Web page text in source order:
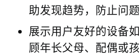
助发现趋势，防止问
展示用户友好的设备
顾年长父母、配偶或